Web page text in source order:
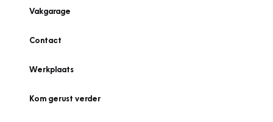
Vakgarage
Contact
Werkplaats
Kom gerust verder